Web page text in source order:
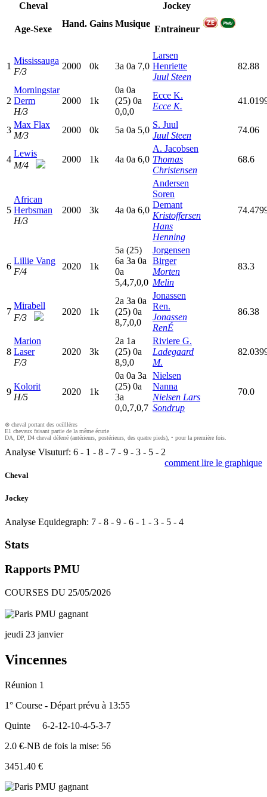
Cheval
Age-Sexe
Hand. Gains Musique
Jockey
Entraineur
1
Mississauga
F/3
2000 0k 3a 0a 7,0
Larsen
Henriette
Juul Steen
82.88
2
Morningstar
Derm
H/3
2000 1k
0a 0a
(25) 0a
0,0,0
Ecce K.
Ecce K.
3
Max Flax
M/3
2000 0k 5a 0a 5,0
S. Juul
Juul Steen
74.06
4
Lewis
M/4
2000 1k 4a 0a 6,0
A. Jacobsen
Thomas
Christensen
68.6
5
African
Herbsman
H/3
2000 3k 4a 0a 6,0
Andersen
Soren
Demant
Kristoffersen
Hans
Henning
6
Lillie Vang
F/4
2020 1k
5a (25)
6a 3a 0a
0a
5,4,7,0,0
Jorgensen
Birger
Morten
Melin
83.3
7
Mirabell
F/3
2020 1k
2a 3a 0a
(25) 0a
8,7,0,0
Jonassen
Ren.
Jonassen
RenÉ
86.38
8
Marion
Laser
F/3
2020 3k
2a 1a
(25) 0a
8,9,0
Riviere G.
Ladegaard
M.
9
Kolorit
H/5
2020 1k
0a 0a 3a
(25) 0a
3a
0,0,7,0,7
Nielsen
Nanna
Nielsen Lars
Sondrup
70.0
⊗ cheval portant des oeilllères
E1 chevaux faisant partie de la même écurie
DA, DP, D4 cheval déferré (antérieurs, postérieurs, des quatre pieds), • pour la première fois.
Analyse Visuturf: 6 - 1 - 8 - 7 - 9 - 3 - 5 - 2
comment lire le graphique
Cheval
Jockey
Analyse Equidegraph: 7 - 8 - 9 - 6 - 1 - 3 - 5 - 4
Stats
Rapports PMU
COURSES DU 25/05/2026
jeudi 23 janvier
Vincennes
Réunion 1
1° Course - Départ prévu à 13:55
Quinte
6-2-12-10-4-5-3-7
2.0 €-NB de fois la mise: 56
3451.40 €